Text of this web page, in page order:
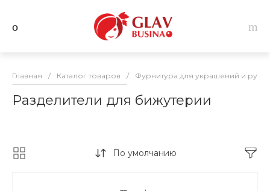
Главная / Каталог товаров / Фурнитура для украшений и
Разделители для бижутерии
По умолчанию